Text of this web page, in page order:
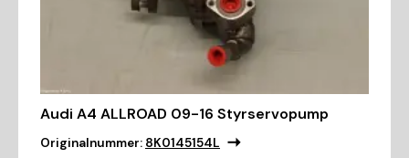
Audi A4 ALLROAD 09-16 Styrservopump
Originalnummer: 8K0145154L